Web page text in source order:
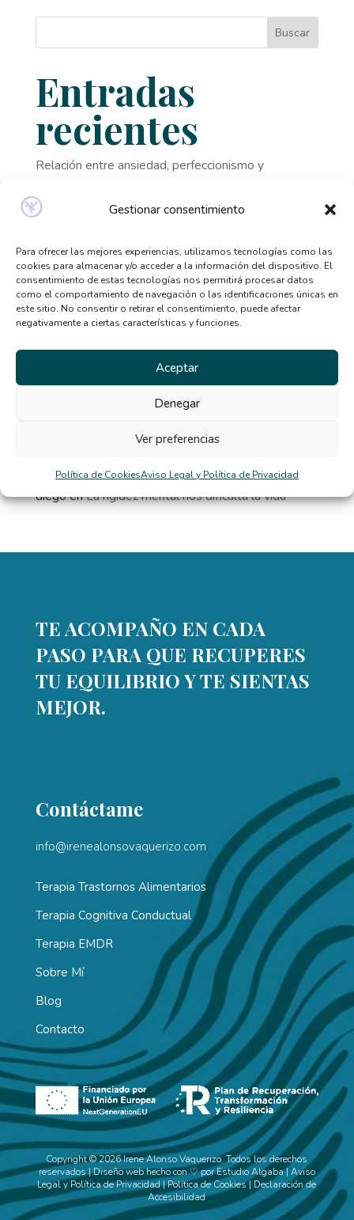
Gestionar consentimiento
Para ofrecer las mejores experiencias, utilizamos tecnologías como las
cookies para almacenar y/o acceder a la información del dispositivo. El
consentimiento de estas tecnologías nos permitirá procesar datos
como el comportamiento de navegación o las identificaciones únicas en
este sitio. No consentir o retirar el consentimiento, puede afectar
negativamente a ciertas características y funciones.
Aceptar
Denegar
Ver preferencias
Política de CookiesAviso Legal y Política de Privacidad
Buscar
Entradas
recientes
Relación entre ansiedad, perfeccionismo y
Señales de que necesitas ayuda psicológica y no lo
Qué tipo de terapia psicológica necesito según mis
síntomas
Beneficios de la terapia desde casa: por qué cada
vez más personas la eligen
El TCA y la distorsión de la imagen corporal en
Comentarios
recientes
diegoenLa rigidez mental nos dificulta la vida
TE ACOMPAÑO EN CADA
PASO PARA QUE RECUPERES
TU EQUILIBRIO Y TE SIENTAS
MEJOR.
Contáctame
info@irenealonsovaquerizo.com
Terapia Trastornos Alimentarios
Terapia Cognitiva Conductual
Terapia EMDR
Sobre Mí
Blog
Contacto
Copyright © 2026 Irene Alonso Vaquerizo. Todos los derechos
reservados | Diseño web hecho con ♡ porEstudio Algaba| Aviso
Legal y Política de Privacidad|Política de Cookies| Declaración de
Accesibilidad